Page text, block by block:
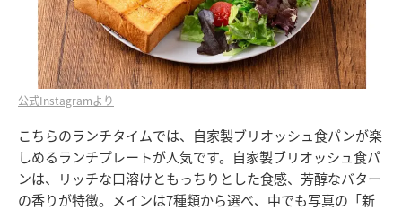
公式Instagramより
こちらのランチタイムでは、自家製ブリオッシュ食パンが楽
しめるランチプレートが人気です。自家製ブリオッシュ食パ
ンは、リッチな口溶けともっちりとした食感、芳醇なバター
の香りが特徴。メインは7種類から選べ、中でも写真の「新